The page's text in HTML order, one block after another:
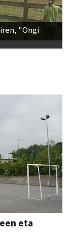
"Ongi
eta